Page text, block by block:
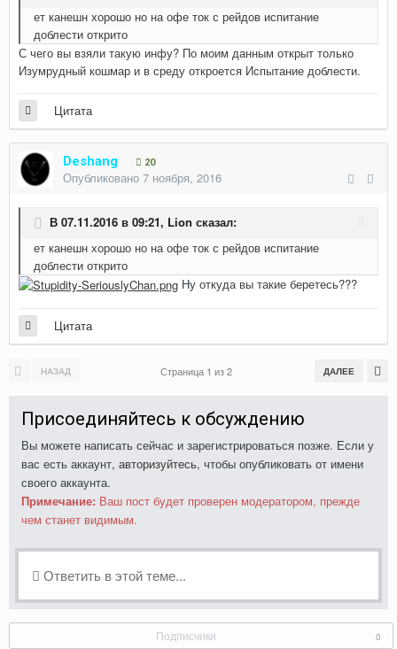
ет канешн хорошо но на офе ток с рейдов испитание
доблести открито
С чего вы взяли такую инфу? По моим данным открыт только
Изумрудный кошмар и в среду откроется Испытание доблести.
Цитата
Deshang 20
Опубликовано 7 ноября, 2016
В 07.11.2016 в 09:21, Lion сказал:
ет канешн хорошо но на офе ток с рейдов испитание
доблести открито
Ну откуда вы такие беретесь???
Цитата
НАЗАД ДАЛЕЕ
Страница 1 из 2
Присоединяйтесь к обсуждению
Вы можете написать сейчас и зарегистрироваться позже. Если у
вас есть аккаунт, авторизуйтесь, чтобы опубликовать от имени
своего аккаунта.
Примечание: Ваш пост будет проверен модератором, прежде
чем станет видимым.
Ответить в этой теме...
Подписчики 0